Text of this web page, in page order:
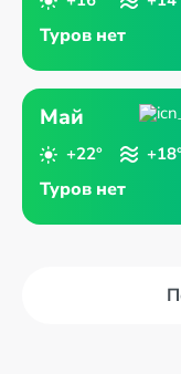
Туров нет
Май
+22°
Туров нет